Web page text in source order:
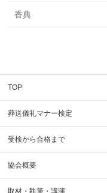
香典
TOP
葬送儀礼マナー検定
受検から合格まで
協会概要
取材・執筆・講演